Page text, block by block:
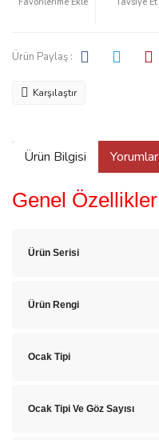
Ürün Paylaş :
Karşılaştır
Ürün Bilgisi Yorumlar
Genel Özellikler
Ürün Serisi
Ürün Rengi
Ocak Tipi
Ocak Tipi Ve Göz Sayısı